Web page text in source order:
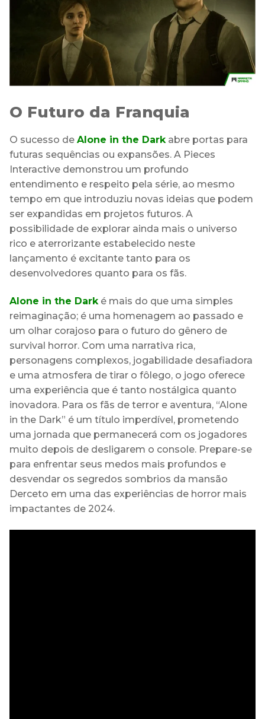
O Futuro da Franquia
O sucesso de Alone in the Darkabre portas para
futuras sequências ou expansões. A Pieces
Interactive demonstrou um profundo
entendimento e respeito pela série, ao mesmo
tempo em que introduziu novas ideias que podem
ser expandidas em projetos futuros. A
possibilidade de explorar ainda mais o universo
rico e aterrorizante estabelecido neste
lançamento é excitante tanto para os
desenvolvedores quanto para os fãs.
Alone in the Darké mais do que uma simples
reimaginação; é uma homenagem ao passado e
um olhar corajoso para o futuro do gênero de
survival horror. Com uma narrativa rica,
personagens complexos, jogabilidade desafiadora
e uma atmosfera de tirar o fôlego, o jogo oferece
uma experiência que é tanto nostálgica quanto
inovadora. Para os fãs de terror e aventura, “Alone
in the Dark” é um título imperdível, prometendo
uma jornada que permanecerá com os jogadores
muito depois de desligarem o console. Prepare-se
para enfrentar seus medos mais profundos e
desvendar os segredos sombrios da mansão
Derceto em uma das experiências de horror mais
impactantes de 2024.